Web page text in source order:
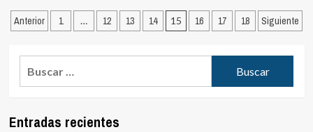
de
los
de
seguridad
Paginación
entradas
Anterior 1 … 12 13 14 15 16 17 18 Siguiente
Entradas recientes